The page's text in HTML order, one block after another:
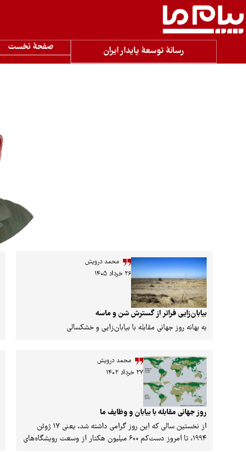
رسانۀ توسعۀ پایدار ایران صفحۀ نخست
محمد درویش
۲۶ خرداد ۱۴۰۵
بیابان‌زایی فراتر از گسترش شن و ماسه
به بهانه روز جهانی مقابله با بیابان‌زایی و خشکسالی
محمد درویش
۲۷ خرداد ۱۴۰۲
روز جهانی مقابله با بیابان و وظایف ما
از نخستین سالی که این روز گرامی داشته شد، یعنی ۱۷ ژوئن
۱۹۹۴، تا امروز دست‌کم ۶۰۰ میلیون هکتار از وسعت رویشگاه‌های